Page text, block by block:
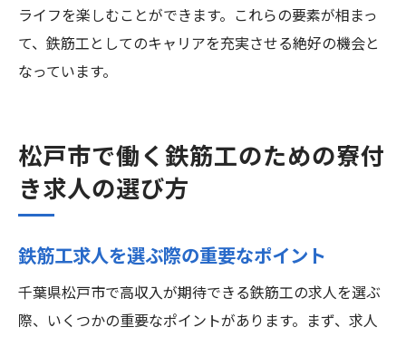
ライフを楽しむことができます。これらの要素が相まっ
て、鉄筋工としてのキャリアを充実させる絶好の機会と
なっています。
松戸市で働く鉄筋工のための寮付
き求人の選び方
鉄筋工求人を選ぶ際の重要なポイント
千葉県松戸市で高収入が期待できる鉄筋工の求人を選ぶ
際、いくつかの重要なポイントがあります。まず、求人